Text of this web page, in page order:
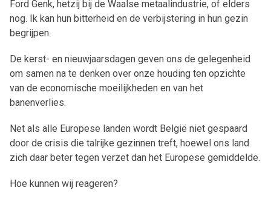
Ford Genk, hetzij bij de Waalse metaalindustrie, of elders
nog. Ik kan hun bitterheid en de verbijstering in hun gezin
begrijpen.
De kerst- en nieuwjaarsdagen geven ons de gelegenheid
om samen na te denken over onze houding ten opzichte
van de economische moeilijkheden en van het
banenverlies.
Net als alle Europese landen wordt België niet gespaard
door de crisis die talrijke gezinnen treft, hoewel ons land
zich daar beter tegen verzet dan het Europese gemiddelde.
Hoe kunnen wij reageren?